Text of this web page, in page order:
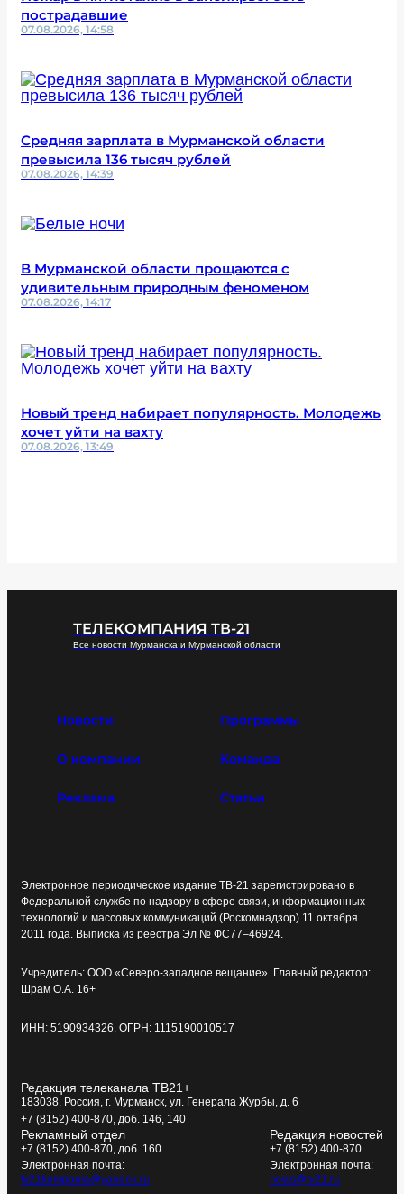
пострадавшие
07.08.2026, 14:58
Средняя зарплата в Мурманской области
превысила 136 тысяч рублей
07.08.2026, 14:39
В Мурманской области прощаются с
удивительным природным феноменом
07.08.2026, 14:17
Новый тренд набирает популярность. Молодежь
хочет уйти на вахту
07.08.2026, 13:49
ТЕЛЕКОМПАНИЯ ТВ-21
Все новости Мурманска и Мурманской области
Новости Программы
О компании Команда
Реклама Статьи
Электронное периодическое издание ТВ-21 зарегистрировано в
Федеральной службе по надзору в сфере связи, информационных
технологий и массовых коммуникаций (Роскомнадзор) 11 октября
2011 года. Выписка из реестра Эл № ФС77–46924.
Учредитель: ООО «Северо-западное вещание». Главный редактор:
Шрам О.А. 16+
ИНН: 5190934326, ОГРН: 1115190010517
Редакция телеканала ТВ21+
183038, Россия, г. Мурманск, ул. Генерала Журбы, д. 6
+7 (8152) 400-870, доб. 146, 140
Рекламный отдел
+7 (8152) 400-870, доб. 160
Электронная почта:
tv21kompania@yandex.ru
Редакция новостей
+7 (8152) 400-870
Электронная почта:
news@tv21.ru